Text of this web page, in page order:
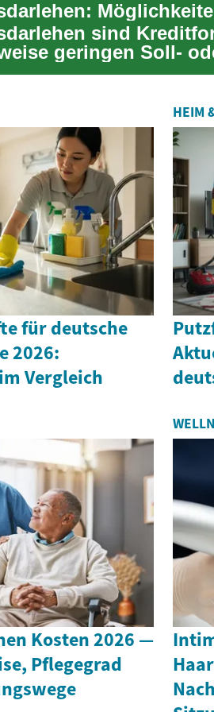
sind
geringen Soll-
Für private Fi...
für deutsche
2026:
Vergleich
HEIM
Kosten 2026 —
Pflegegrad